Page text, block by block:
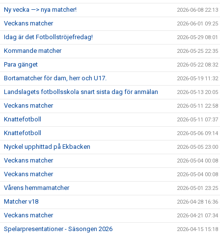
BILDGALLERI
VÅRA LAG
MATCHER
Ny vecka —> nya matcher! 2026-06-08 22:13
Veckans matcher 2026-06-01 09:25
Idag är det Fotbollströjefredag! 2026-05-29 08:01
Kommande matcher 2026-05-25 22:35
Para gänget 2026-05-22 08:32
Bortamatcher för dam, herr och U17. 2026-05-19 11:32
Landslagets fotbollsskola snart sista dag för anmälan 2026-05-13 20:05
Veckans matcher 2026-05-11 22:58
Knattefotboll 2026-05-11 07:37
Knattefotboll 2026-05-06 09:14
Nyckel upphittad på Ekbacken 2026-05-05 23:00
Veckans matcher 2026-05-04 00:08
Veckans matcher 2026-05-04 00:08
Vårens hemmamatcher 2026-05-01 23:25
Matcher v18 2026-04-28 16:36
Veckans matcher 2026-04-21 07:34
Spelarpresentationer - Säsongen 2026 2026-04-15 15:18